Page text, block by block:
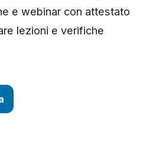
e webinar con attestato
lezioni e verifiche